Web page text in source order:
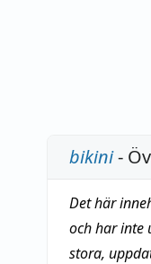
bikini-
Det här
och har inte
stora,